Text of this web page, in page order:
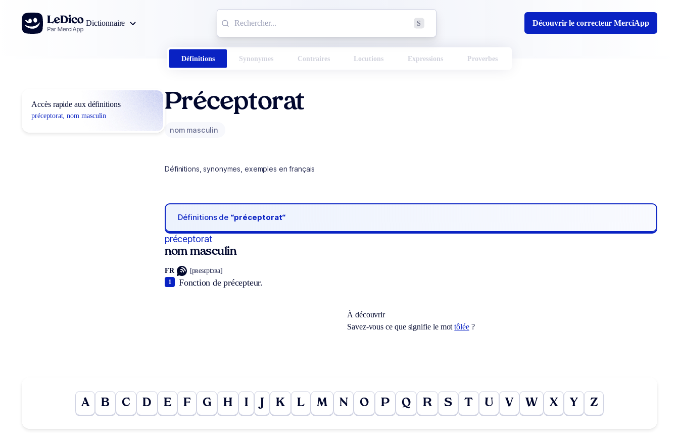
Aller au contenu
Dictionnaire
S Découvrir le correcteur MerciApp
Définitions Synonymes Contraires Locutions Expressions Proverbes
Accès rapide aux définitions
préceptorat, nom masculin
Préceptorat
nom masculin
Définitions, synonymes, exemples en français
Définitions de “préceptorat“
préceptorat
nom masculin
FR [pʀesɛptɔʀa]
Fonction de précepteur.
1
À découvrir
Savez-vous ce que signifie le mottôlée?
A B C D E F G H I K L M N O P Q R S T U V W X Y Z